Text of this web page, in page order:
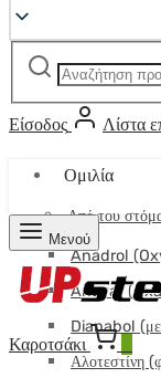
Αναζήτηση
Είσοδος Λίστα
Ομιλία
Από του
Anadrol
Anavar
Dianabol
Αλοτεστίνη
Μενού
Καροτσάκι